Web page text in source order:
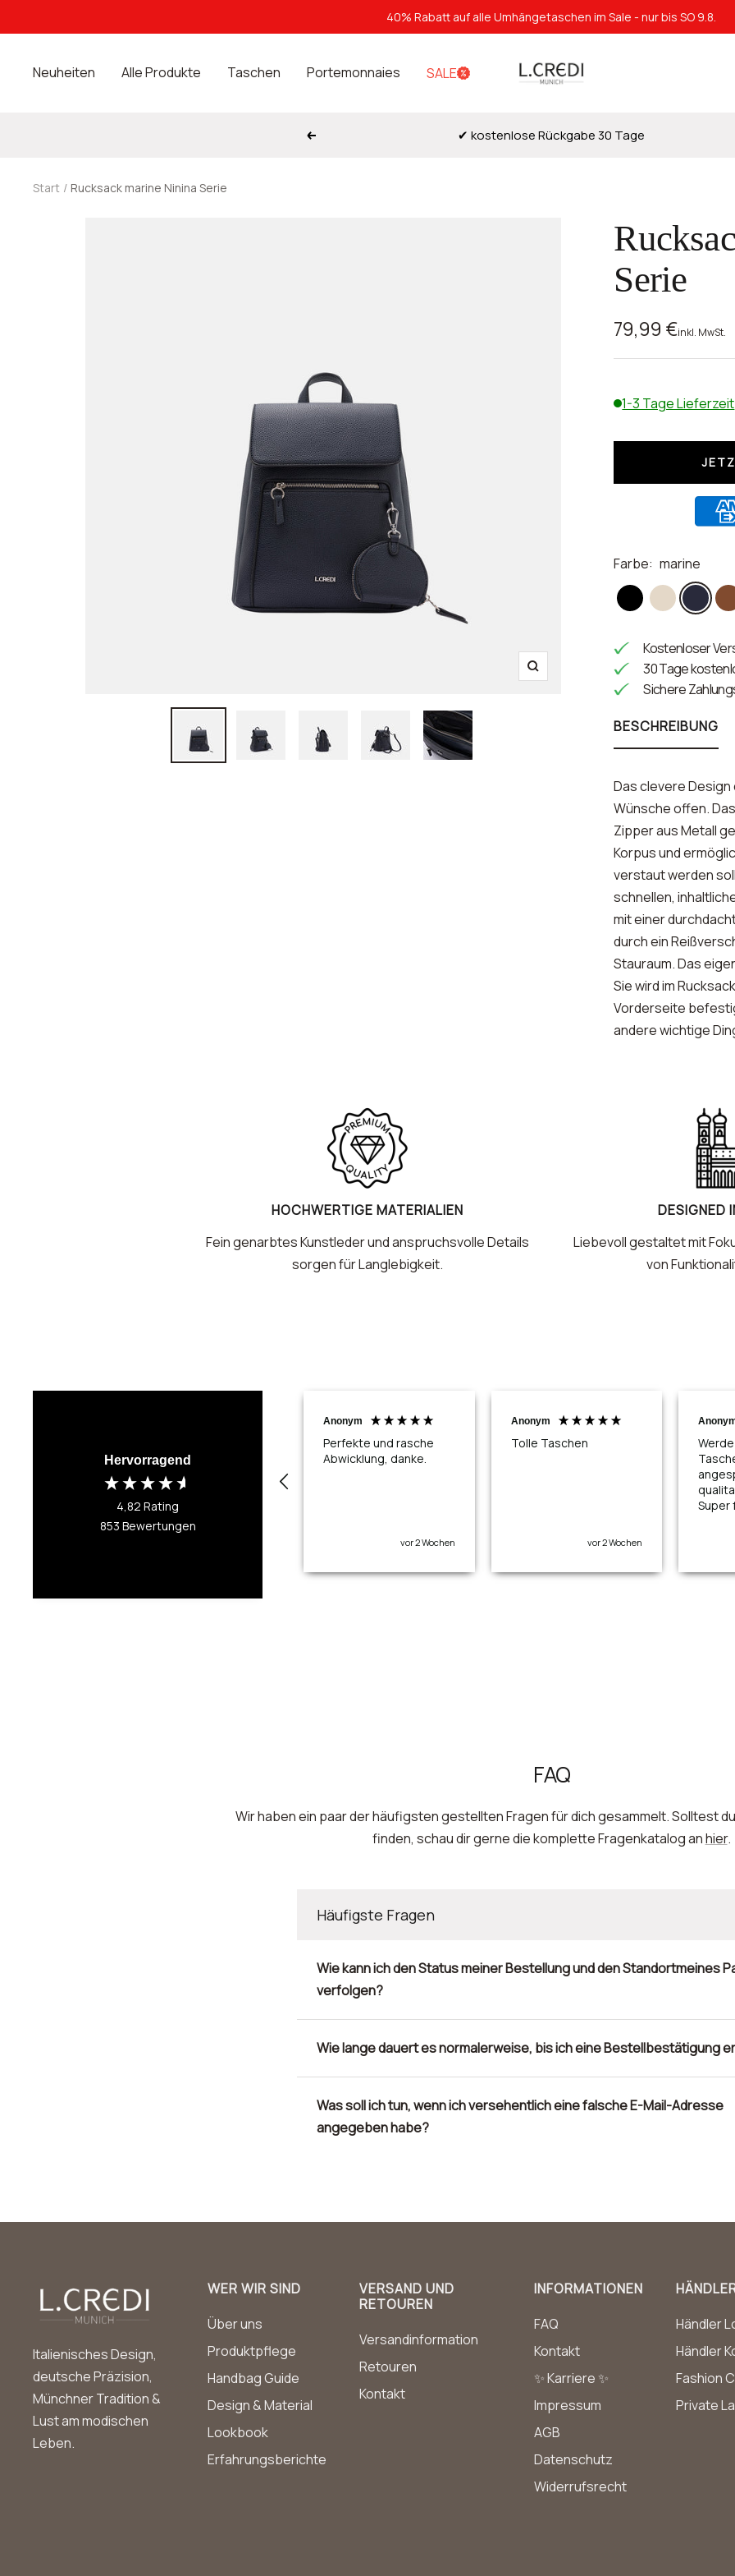
zum
40% Rabatt auf alle Umhängetaschen im Sale - nur bis SO 9.8.
Neuheiten Alle Produkte Taschen Portemonnaies SALE
L.Credi
Zurück ✔ kostenlose Rückgabe 30 Tage
Start Rucksack marine Ninina Serie
Zoom
Serie
Angebotspreis
79,99 €inkl. MwSt.
1-3 Tage Lieferzeit
Farbe: marine
schwarzcrememarine
Kostenloser
30 Tage
Sichere
BESCHREIBUNG
Das clevere
Wünsche offen.
Zipper aus Metall
Korpus und
verstaut werden
schnellen,
mit einer
durch ein
Stauraum. Das
Sie wird im
Vorderseite
andere wichtige
HOCHWERTIGE MATERIALIEN
Fein genarbtes Kunstleder und anspruchsvolle Details
sorgen für Langlebigkeit.
DESIGNED
Liebevoll gestaltet mit
von
Hervorragend
4,82 Rating
853 Bewertungen
Anonym
Perfekte und rasche
Abwicklung, danke.
vor 2 Wochen
Anonym
Tolle Taschen
vor 2 Wochen
Super
FAQ
Wir haben ein paar der häufigsten gestellten Fragen für dich gesammelt. Solltest
finden, schau dir gerne die komplette Fragenkatalog anhier.
Häufigste Fragen
Wie kann ich den Status meiner Bestellung und den Standortmeines
verfolgen?
Wie lange dauert es normalerweise, bis ich eine Bestellbestätigung
Was soll ich tun, wenn ich versehentlich eine falsche E-Mail-Adresse
angegeben habe?
Italienisches Design,
deutsche Präzision,
Münchner Tradition &
Lust am modischen
Leben.
WER WIR SIND
Über uns
Produktpflege
Handbag Guide
Design & Material
Lookbook
Erfahrungsberichte
VERSAND UND
RETOUREN
Versandinformation
Retouren
Kontakt
INFORMATIONEN
FAQ
Kontakt
✨ Karriere ✨
Impressum
AGB
Datenschutz
Widerrufsrecht
Händler
Händler
Fashion
Private